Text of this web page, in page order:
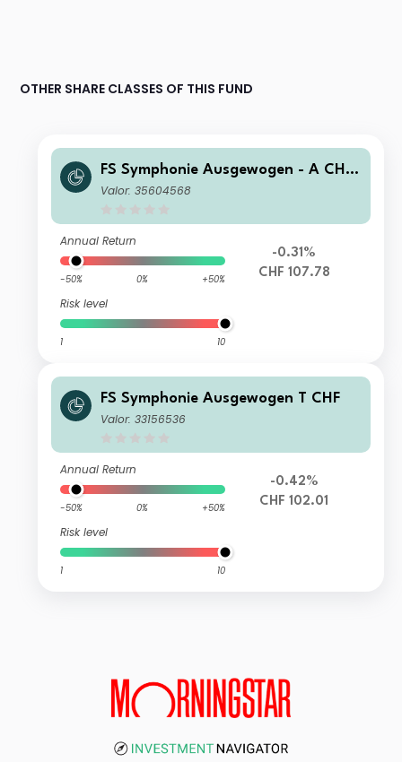
OTHER SHARE CLASSES OF THIS FUND
FS Symphonie Ausgewogen - A CHF
hedged
Valor: 35604568
Annual Return
-50% 0% +50%
Risk level
1 10
-0.31%
CHF 107.78
FS Symphonie Ausgewogen T CHF
Valor: 33156536
Annual Return
-50% 0% +50%
Risk level
1 10
-0.42%
CHF 102.01